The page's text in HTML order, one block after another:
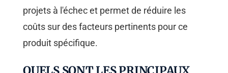
projets à l'échec et permet de réduire les
coûts sur des facteurs pertinents pour ce
produit spécifique.